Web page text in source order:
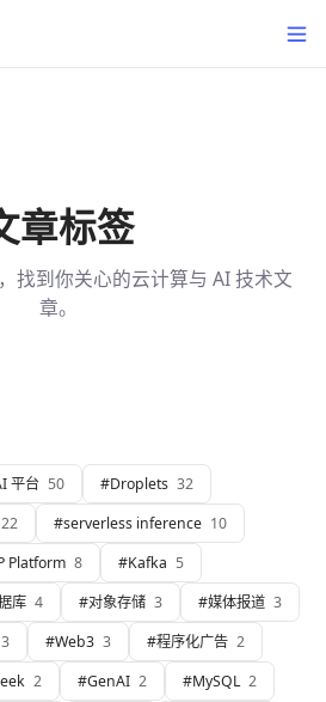
章标签
找到你关心的云计算与 AI 技术文
章。
平台 50 #Droplets 32
22 #serverless inference 10
Platform 8 #Kafka 5
库 4 #对象存储 3 #媒体报道 3
3 #Web3 3 #程序化广告 2
2 #GenAI 2 #MySQL 2